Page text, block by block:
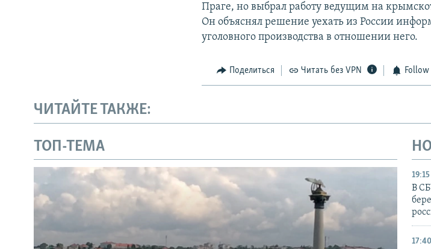
Праге, но выбрал работу ведущим на
Он объяснял решение уехать из России
уголовного производства в отношении него.
Поделиться Читать без VPN Follow
ЧИТАЙТЕ ТАКЖЕ:
ТОП-ТЕМА
19:15
В
17:40